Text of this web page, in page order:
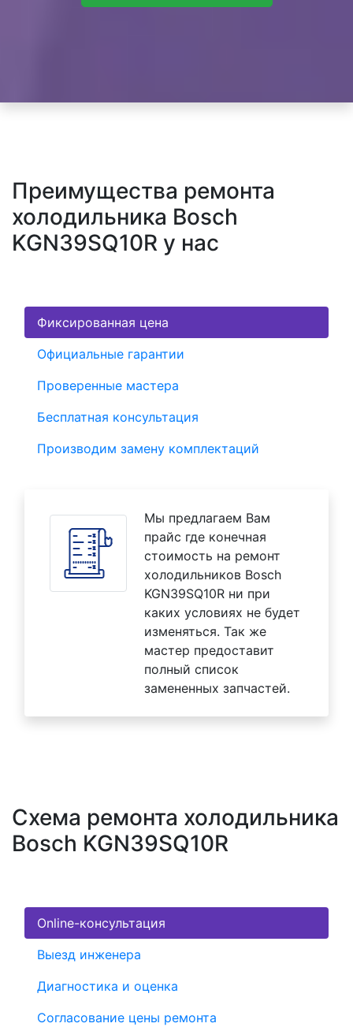
Преимущества ремонта
холодильника Bosch
KGN39SQ10R у нас
Фиксированная цена
Официальные гарантии
Проверенные мастера
Бесплатная консультация
Производим замену комплектаций
Мы предлагаем Вам
прайс где конечная
стоимость на ремонт
холодильников Bosch
KGN39SQ10R ни при
каких условиях не будет
изменяться. Так же
мастер предоставит
полный список
замененных запчастей.
Схема ремонта холодильника
Bosch KGN39SQ10R
Online-консультация
Выезд инженера
Диагностика и оценка
Согласование цены ремонта